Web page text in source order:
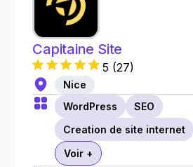
Capitaine Site
5 (27)
Nice
WordPress
SEO
Creation de site internet
Voir +